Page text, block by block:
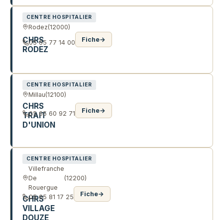
CENTRE HOSPITALIER
Rodez(12000)
CHRS
RODEZ
05 65 77 14 00 Fiche→
CENTRE HOSPITALIER
Millau(12100)
CHRS
TRAIT
D'UNION
05 65 60 92 71 Fiche→
CENTRE HOSPITALIER
Villefranche
De
Rouergue
(12200)
CHRS
VILLAGE
DOUZE
05 65 81 17 25 Fiche→